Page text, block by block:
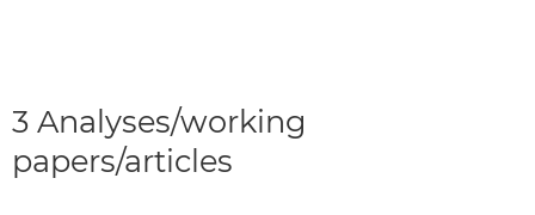
3 Analyses/working
papers/articles